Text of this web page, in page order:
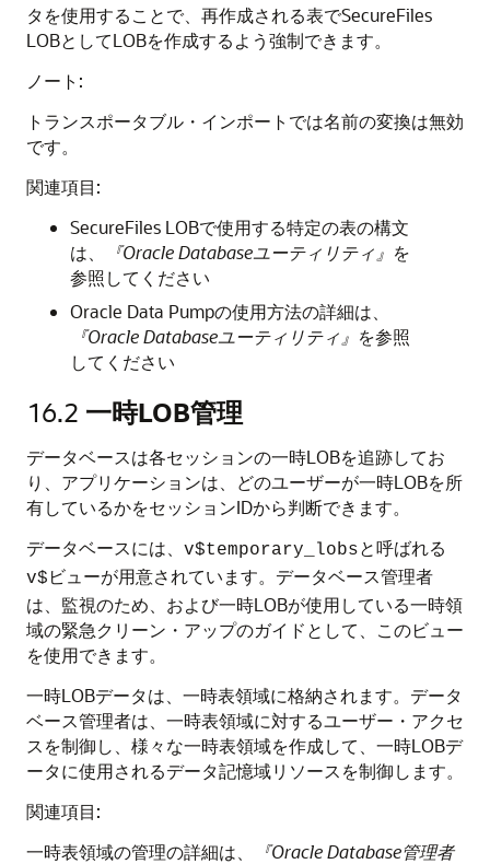
タを使用することで、再作成される表でSecureFiles
LOBとしてLOBを作成するよう強制できます。
ノート:
トランスポータブル・インポートでは名前の変換は無効
です。
関連項目:
SecureFiles LOBで使用する特定の表の構文
は、
『Oracle Databaseユーティリティ』 を
参照してください
Oracle Data Pumpの使用方法の詳細は、
『Oracle Databaseユーティリティ』 を参照
してください
16.2 一時LOB管理
データベースは各セッションの一時LOBを追跡してお
り、アプリケーションは、どのユーザーが一時LOBを所
有しているかをセッションIDから判断できます。
データベースには、 v$temporary_lobsと呼ばれる
v$ ビューが用意されています。データベース管理者
は、監視のため、および一時LOBが使用している一時領
域の緊急クリーン・アップのガイドとして、このビュー
を使用できます。
一時LOBデータは、一時表領域に格納されます。データ
ベース管理者は、一時表領域に対するユーザー・アクセ
スを制御し、様々な一時表領域を作成して、一時LOBデ
ータに使用されるデータ記憶域リソースを制御します。
関連項目:
一時表領域の管理の詳細は、
『Oracle Database管理者